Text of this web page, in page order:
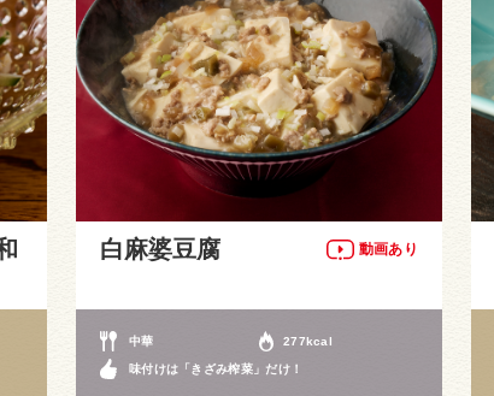
白麻婆豆腐 動画あり
中華 277kcal
味付けは「きざみ榨菜」だけ！